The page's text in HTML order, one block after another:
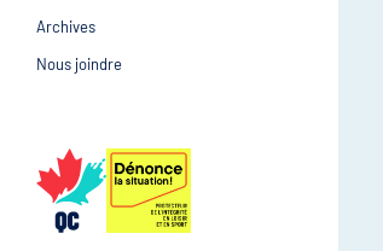
Gestion et gouvernance
Archives
Nous joindre